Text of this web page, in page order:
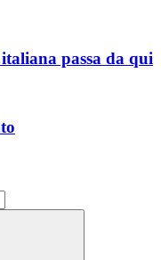
passa da qui